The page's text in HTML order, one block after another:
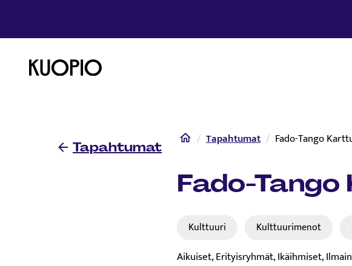
Etusivulle
Tapahtumat
Etusivu
Tapahtumat Fado-Tango
Fado-
Kulttuuri Kulttuurimenot
Aikuiset, Erityisryhmät, Ikäihmiset,